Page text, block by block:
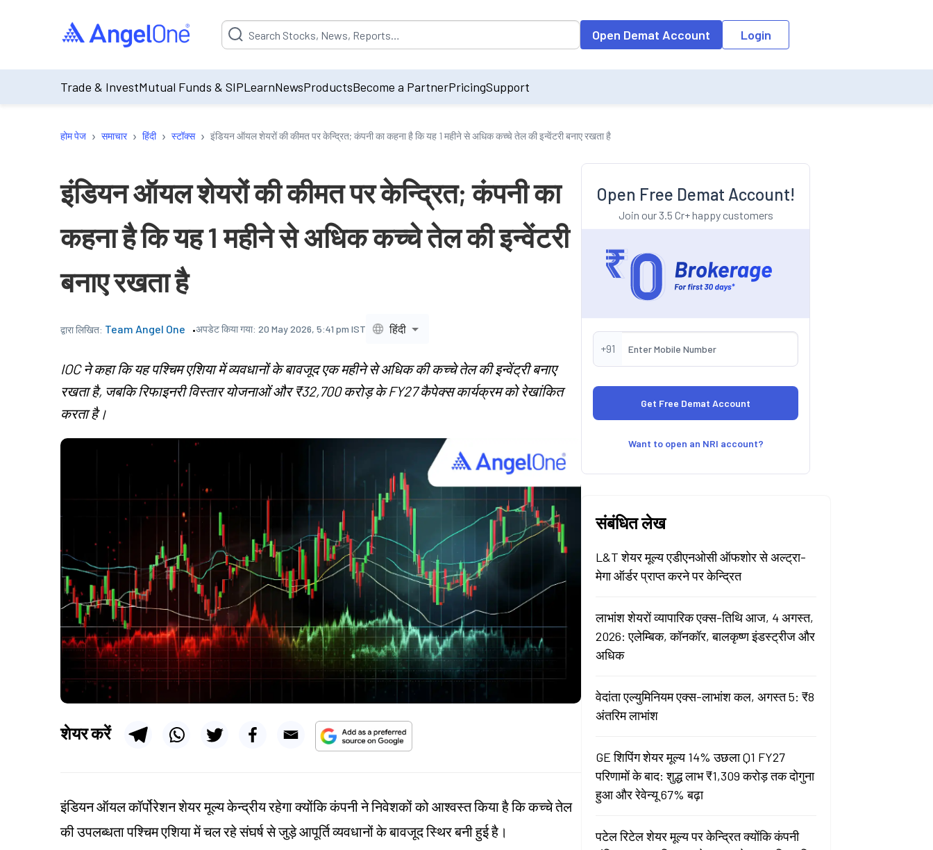
Suggestion will be populated by default on accessing the input field. On entering data into the input field, the suggestion list will be updated as per the
Open Demat Account Login
Trade & InvestMutual Funds & SIPLearnNewsProductsBecome a PartnerPricingSupport
होम पेज › समाचार › हिंदी › स्टॉक्स › इंडियन ऑयल शेयरों की कीमत पर केन्द्रित; कंपनी का कहना है कि यह 1 महीने से अधिक कच्चे तेल की इन्वेंटरी बनाए रखता है
इंडियन ऑयल शेयरों की कीमत पर केन्द्रित; कंपनी का
कहना है कि यह 1 महीने से अधिक कच्चे तेल की इन्वेंटरी
बनाए रखता है
द्वारा लिखित: Team Angel One अपडेट किया गया: 20 May 2026, 5:41 pm IST हिंदी
IOC ने कहा कि यह पश्चिम एशिया में व्यवधानों के बावजूद एक महीने से अधिक की कच्चे तेल की इन्वेंट्री बनाए
रखता है, जबकि रिफाइनरी विस्तार योजनाओं और ₹32,700 करोड़ के FY27 कैपेक्स कार्यक्रम को रेखांकित
करता है।
शेयर करें
इंडियन ऑयल कॉर्पोरेशन शेयर मूल्य केन्द्रीय रहेगा क्योंकि कंपनी ने निवेशकों को आश्वस्त किया है कि कच्चे तेल
की उपलब्धता पश्चिम एशिया में चल रहे संघर्ष से जुड़े आपूर्ति व्यवधानों के बावजूद स्थिर बनी हुई है।
Open Free Demat Account!
Join our 3.5 Cr+ happy customers
+91
Want to open an NRI account?
संबंधित लेख
L&T शेयर मूल्य एडीएनओसी ऑफशोर से अल्ट्रा-
मेगा ऑर्डर प्राप्त करने पर केन्द्रित
लाभांश शेयरों व्यापारिक एक्स-तिथि आज, 4 अगस्त,
2026: एलेम्बिक, कॉनकॉर, बालकृष्ण इंडस्ट्रीज और
अधिक
वेदांता एल्युमिनियम एक्स-लाभांश कल, अगस्त 5: ₹8
अंतरिम लाभांश
GE शिपिंग शेयर मूल्य 14% उछला Q1 FY27
परिणामों के बाद: शुद्ध लाभ ₹1,309 करोड़ तक दोगुना
हुआ और रेवेन्यू 67% बढ़ा
पटेल रिटेल शेयर मूल्य पर केन्द्रित क्योंकि कंपनी